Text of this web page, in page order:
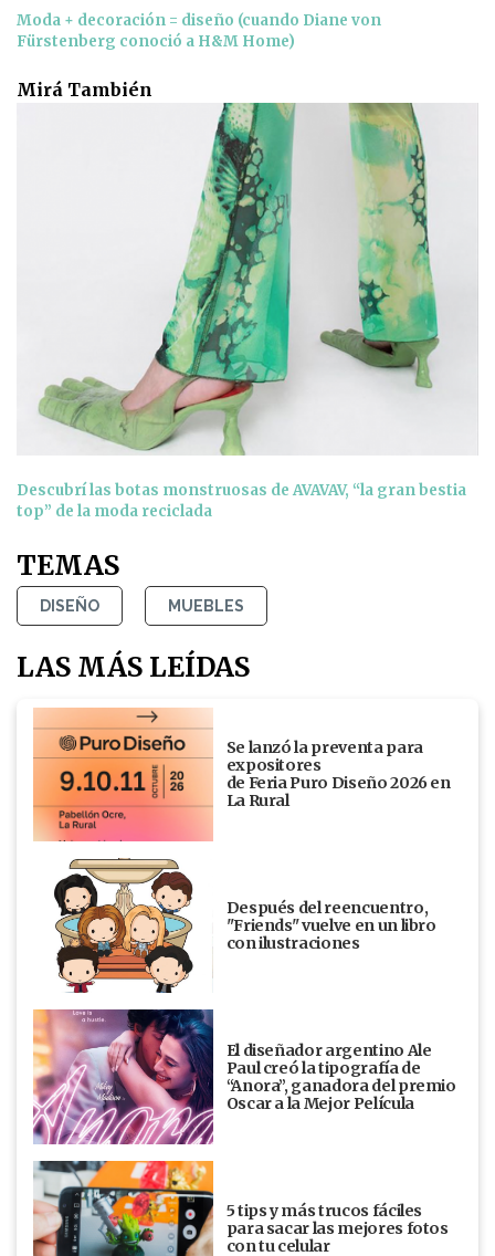
Moda + decoración = diseño (cuando Diane von
Fürstenberg conoció a H&M Home)
Mirá También
Descubrí las botas monstruosas de AVAVAV, “la gran bestia
top” de la moda reciclada
TEMAS
DISEÑO MUEBLES
LAS MÁS LEÍDAS
Se lanzó la preventa para
expositores
de Feria Puro Diseño 2026 en
La Rural
Después del reencuentro,
"Friends" vuelve en un libro
con ilustraciones
El diseñador argentino Ale
Paul creó la tipografía de
“Anora”, ganadora del premio
Oscar a la Mejor Película
5 tips y más trucos fáciles
para sacar las mejores fotos
con tu celular